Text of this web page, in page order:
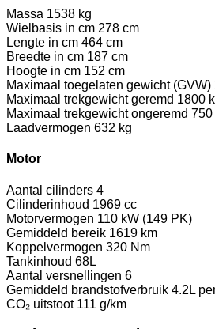
Massa 1538 kg
Wielbasis in cm 278 cm
Lengte in cm 464 cm
Breedte in cm 187 cm
Hoogte in cm 152 cm
Maximaal toegelaten gewicht (GVW)
Maximaal trekgewicht geremd 1800
Maximaal trekgewicht ongeremd 750
Laadvermogen 632 kg
Motor
Aantal cilinders 4
Cilinderinhoud 1969 cc
Motorvermogen 110 kW (149 PK)
Gemiddeld bereik 1619 km
Koppelvermogen 320 Nm
Tankinhoud 68L
Aantal versnellingen 6
Gemiddeld brandstofverbruik 4.2L
CO₂ uitstoot 111 g/km